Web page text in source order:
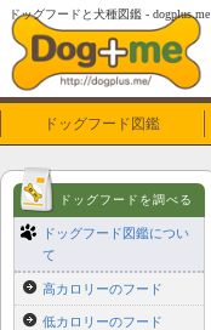
ドッグフードと犬種図鑑 - dogplus.me
ドッグフード図鑑
ドッグフードを調べる
ドッグフード図鑑につい
て
高カロリーのフード
低カロリーのフード